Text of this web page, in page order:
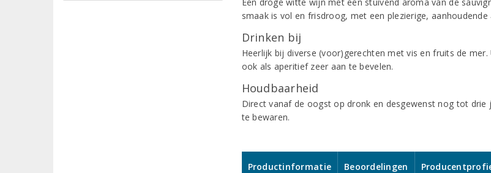
smaak is vol en frisdroog, met een plezierige, aanhoudende
Drinken bij
Heerlijk bij diverse (voor)gerechten met vis en fruits de mer.
ook als aperitief zeer aan te bevelen.
Houdbaarheid
Direct vanaf de oogst op dronk en desgewenst nog tot drie
te bewaren.
Productinformatie Beoordelingen